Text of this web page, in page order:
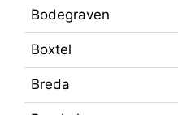
Bodegraven
Boxtel
Breda